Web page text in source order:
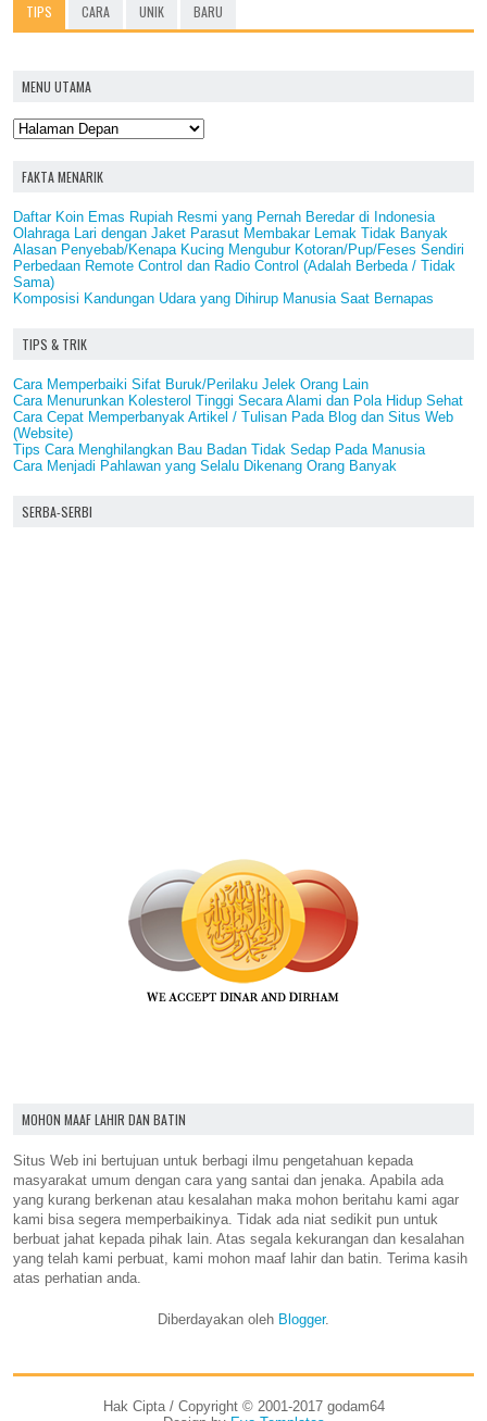
TIPS CARA UNIK BARU
MENU UTAMA
FAKTA MENARIK
Daftar Koin Emas Rupiah Resmi yang Pernah Beredar di Indonesia
Olahraga Lari dengan Jaket Parasut Membakar Lemak Tidak Banyak
Alasan Penyebab/Kenapa Kucing Mengubur Kotoran/Pup/Feses Sendiri
Perbedaan Remote Control dan Radio Control (Adalah Berbeda / Tidak
Sama)
Komposisi Kandungan Udara yang Dihirup Manusia Saat Bernapas
TIPS & TRIK
Cara Memperbaiki Sifat Buruk/Perilaku Jelek Orang Lain
Cara Menurunkan Kolesterol Tinggi Secara Alami dan Pola Hidup Sehat
Cara Cepat Memperbanyak Artikel / Tulisan Pada Blog dan Situs Web
(Website)
Tips Cara Menghilangkan Bau Badan Tidak Sedap Pada Manusia
Cara Menjadi Pahlawan yang Selalu Dikenang Orang Banyak
SERBA-SERBI
MOHON MAAF LAHIR DAN BATIN
Situs Web ini bertujuan untuk berbagi ilmu pengetahuan kepada
masyarakat umum dengan cara yang santai dan jenaka. Apabila ada
yang kurang berkenan atau kesalahan maka mohon beritahu kami agar
kami bisa segera memperbaikinya. Tidak ada niat sedikit pun untuk
berbuat jahat kepada pihak lain. Atas segala kekurangan dan kesalahan
yang telah kami perbuat, kami mohon maaf lahir dan batin. Terima kasih
atas perhatian anda.
Diberdayakan oleh Blogger.
Hak Cipta / Copyright © 2001-2017 godam64